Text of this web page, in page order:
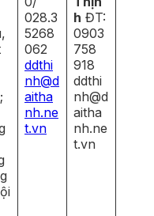
028.3
5268
062
ddthi
nh@d
aitha
nh.ne
t.vn
h ĐT:
0903
758
918
ddthi
nh@d
aitha
nh.ne
t.vn